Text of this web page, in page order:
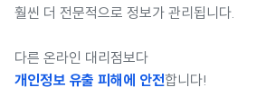
훨씬 더 전문적으로 정보가 관리됩니다.
다른 온라인 대리점보다
개인정보 유출 피해에 안전합니다!